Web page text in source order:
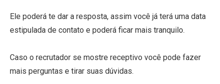
Ele poderá te dar a resposta, assim você já terá uma data
estipulada de contato e poderá ficar mais tranquilo.
Caso o recrutador se mostre receptivo você pode fazer
mais perguntas e tirar suas dúvidas.